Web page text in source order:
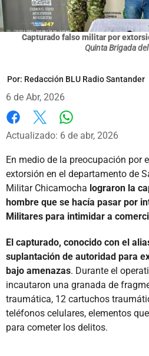
Capturado falso militar por
Quinta Brigada
Por: Redacción BLU Radio Santander
6 de Abr, 2026
Facebook
X
Actualizado: 6 de abr, 2026
En medio de la preocupación por
extorsión en el departamento de
Militar Chicamocha lograron la
hombre que se hacía pasar por
Militares para intimidar a
El capturado, conocido con el
suplantación de autoridad para
bajo amenazas. Durante el
incautaron una granada de
traumática, 12 cartuchos
teléfonos celulares, elementos
para cometer los delitos.